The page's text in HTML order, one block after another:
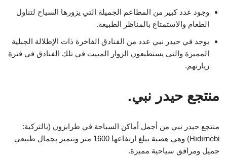
وجود عدد كبير من المطاعم الجميلة التي يزورها السياح لتناول
الطعام والاستمتاع بالمناظر الطبيعة.
يوجد في حيدر نبي عدد من الفنادق الفاخرة ذات الإطلالة الجبلية
المميزة والتي يستطيعون الزوار المبيت في تلك الفنادق في فترة
زيارتهم.
منتجع حيدر نبي.
منتجع حيدر نبي من أجمل أماكن السياحة في طرابزون (بالتركية:
Hıdırnebi) وهي هضبة يبلغ ارتفاعها 1600 متر وتتميز بجمال طبيعي
جميل ومرافق سياحية مميزة.